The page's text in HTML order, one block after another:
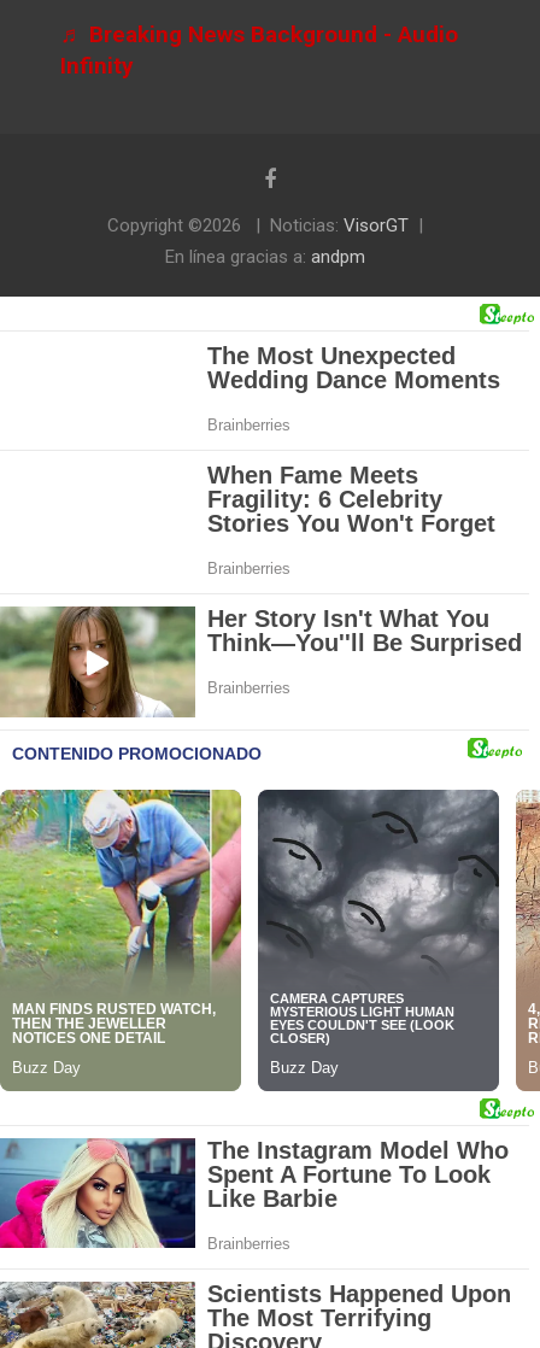
♬ Breaking News Background - Audio
Infinity
Copyright ©2026 Noticias: VisorGT
En línea gracias a: andpm